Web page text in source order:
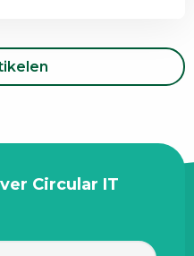
Circular IT